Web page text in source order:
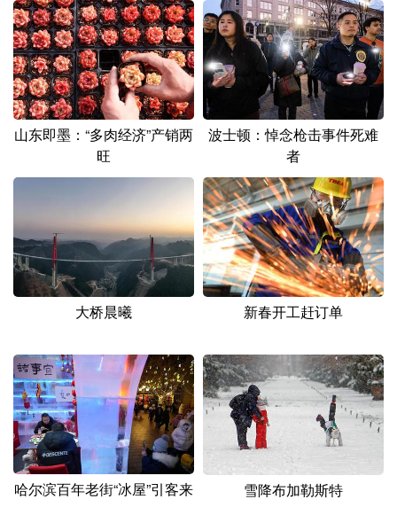
Русский язык 日本語 한국어
Deutsch Português
山东即墨：“多肉经济”产销两
旺
波士顿：悼念枪击事件死难
者
大桥晨曦 新春开工赶订单
哈尔滨百年老街“冰屋”引客来 雪降布加勒斯特